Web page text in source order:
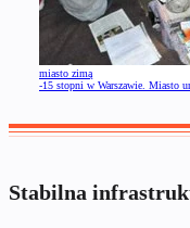
miasto zimą
-15 stopni w Warszawie. Miasto
Stabilna